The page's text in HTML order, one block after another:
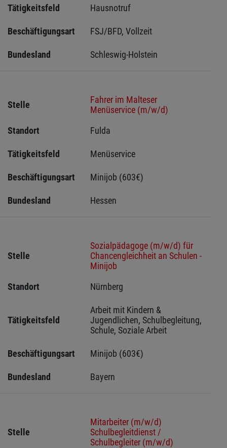
Tätigkeitsfeld Hausnotruf
Beschäftigungsart FSJ/BFD, Vollzeit
Bundesland Schleswig-Holstein
Stelle
Fahrer im Malteser
Menüservice (m/w/d)
Standort
Fulda
Tätigkeitsfeld Menüservice
Beschäftigungsart Minijob (603€)
Bundesland Hessen
Stelle
Sozialpädagoge (m/w/d) für
Chancengleichheit an Schulen -
Minijob
Standort
Nürnberg
Tätigkeitsfeld
Arbeit mit Kindern &
Jugendlichen, Schulbegleitung,
Schule, Soziale Arbeit
Beschäftigungsart Minijob (603€)
Bundesland Bayern
Stelle
Mitarbeiter (m/w/d)
Schulbegleitdienst /
Schulbegleiter (m/w/d)